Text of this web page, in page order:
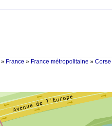
» France » France métropolitaine » Corse